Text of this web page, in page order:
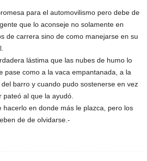
para el automovilismo pero debe de
que lo aconseje no solamente en
de carrera sino de como manejarse en su
lástima que las nubes de humo lo
pase como a la vaca empantanada, a la
barro y cuando pudo sostenerse en vez
pateó al que la ayudó.
hacerlo en donde más le plazca, pero los
de de olvidarse.-